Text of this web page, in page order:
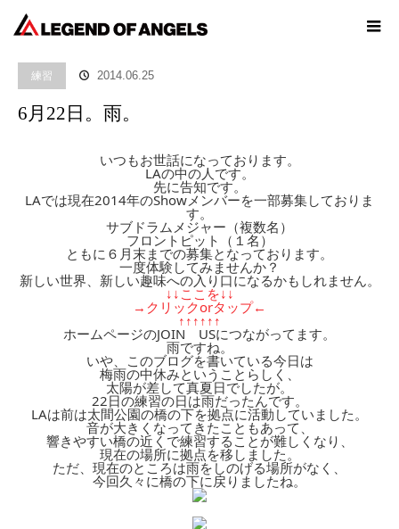
ブログ
練習 6月22日。雨。
練習 2014.06.25
6月22日。雨。
いつもお世話になっております。
LAの中の人です。
先に告知です。
LAでは現在2014年のShowメンバーを一部募集しておりま
す。
サブドラムメジャー（複数名）
フロントピット（１名）
ともに６月末までの募集となっております。
一度体験してみませんか？
新しい世界、新しい趣味への入り口になるかもしれません。
↓↓ここを↓↓
→クリックorタップ←
↑↑↑↑↑↑
ホームページのJOIN USにつながってます。
雨ですね。
いや、このブログを書いている今日は
梅雨の中休みということらしく、
太陽が差して真夏日でしたが。
22日の練習の日は雨だったんです。
LAは前は太間公園の橋の下を拠点に活動していました。
音が大きくなってきたこともあって、
響きやすい橋の近くで練習することが難しくなり、
現在の場所に拠点を移しました。
ただ、現在のところは雨をしのげる場所がなく、
今回久々に橋の下に戻りましたね。